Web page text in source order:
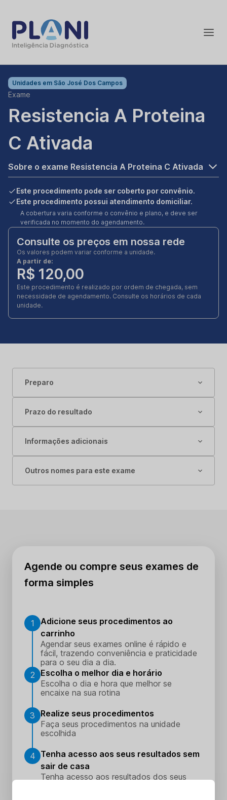
Unidades em São José Dos Campos
Exame
Resistencia A Proteina
C Ativada
Sobre o exame Resistencia A Proteina C Ativada
Este procedimento pode ser coberto por convênio.
Este procedimento possui atendimento domiciliar.
A cobertura varia conforme o convênio e plano, e deve ser
verificada no momento do agendamento.
Consulte os preços em nossa rede
Os valores podem variar conforme a unidade.
A partir de:
R$ 120,00
Este procedimento é realizado por ordem de chegada, sem
necessidade de agendamento. Consulte os horários de cada
unidade.
Preparo
Prazo do resultado
Informações adicionais
Outros nomes para este exame
Agende ou compre seus exames de
forma simples
1
Adicione seus procedimentos ao
carrinho
Agendar seus exames online é rápido e
fácil, trazendo conveniência e praticidade
para o seu dia a dia.
2
Escolha o melhor dia e horário
Escolha o dia e hora que melhor se
encaixe na sua rotina
3
Realize seus procedimentos
Faça seus procedimentos na unidade
escolhida
4 Tenha acesso aos seus resultados sem
sair de casa
Tenha acesso aos resultados dos seus